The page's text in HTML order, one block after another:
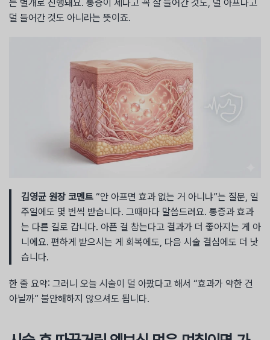
는 별개로 진행돼요. 통증이 세다고 꼭 잘 들어간 것도, 덜 아프다고
덜 들어간 것도 아니라는 뜻이죠.
김영균 원장 코멘트 “안 아프면 효과 없는 거 아니냐”는 질문, 일
주일에도 몇 번씩 받습니다. 그때마다 말씀드려요. 통증과 효과
는 다른 길로 갑니다. 아픈 걸 참는다고 결과가 더 좋아지는 게 아
니에요. 편하게 받으시는 게 회복에도, 다음 시술 결심에도 더 낫
습니다.
한 줄 요약: 그러니 오늘 시술이 덜 아팠다고 해서 “효과가 약한 건
아닐까” 불안해하지 않으셔도 됩니다.